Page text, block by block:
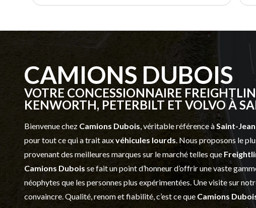
CAMIONS DUBOIS
VOTRE CONCESSIONNAIRE
KENWORTH, PETERBILT ET VOLVO À
Bienvenue chez Camions Dubois, véritable référence àSaint-
pour tout ce qui a trait auxvéhicules lourds. Nous proposons le
provenant des meilleures marques sur le marché telles que
Camions Dubois se fait un point d’honneur d’offrir une vaste
néophytes que les personnes plus expérimentées. Une visite sur
convaincre. Qualité, renom et fiabilité, c’est ce que Camions